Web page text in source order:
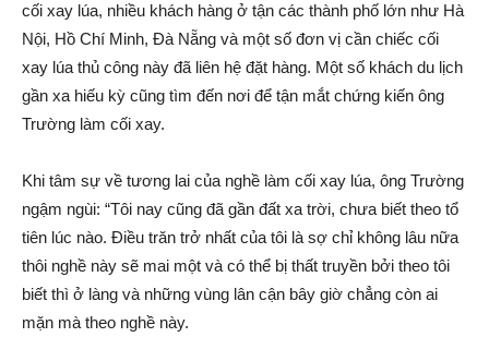
cối xay lúa, nhiều khách hàng ở tận các thành phố lớn như Hà
Nội, Hồ Chí Minh, Đà Nẵng và một số đơn vị cần chiếc cối
xay lúa thủ công này đã liên hệ đặt hàng. Một số khách du lịch
gần xa hiếu kỳ cũng tìm đến nơi để tận mắt chứng kiến ông
Trường làm cối xay.
Khi tâm sự về tương lai của nghề làm cối xay lúa, ông Trường
ngậm ngùi: “Tôi nay cũng đã gần đất xa trời, chưa biết theo tổ
tiên lúc nào. Điều trăn trở nhất của tôi là s‌ợ chỉ không lâu nữa
thôi nghề này sẽ mai một và có thể bị thất truyền bởi theo tôi
biết thì ở làng và những vùng lân cận bây giờ chẳng còn ai
mặn mà theo nghề này.